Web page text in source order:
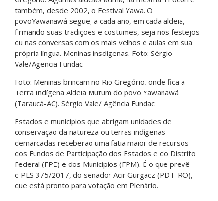
Foto: Meninas brincam no Rio Gregório, onde fica a
Terra Indígena Aldeia Mutum do povo Yawanawá
(Taraucá-AC). Sérgio Vale/ Agência Fundac
Estados e municípios que abrigam unidades de
conservação da natureza ou terras indígenas
demarcadas receberão uma fatia maior de recursos
dos Fundos de Participação dos Estados e do Distrito
Federal (FPE) e dos Municípios (FPM). É o que prevê
o PLS 375/2017, do senador Acir Gurgacz (PDT-RO),
que está pronto para votação em Plenário.